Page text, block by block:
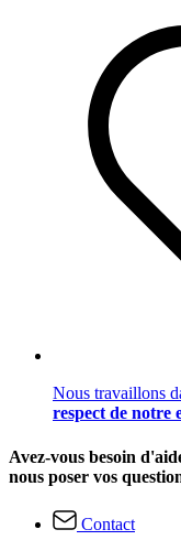
Nous travaillons
respect de notre
Avez-vous besoin
nous poser vos
Contact